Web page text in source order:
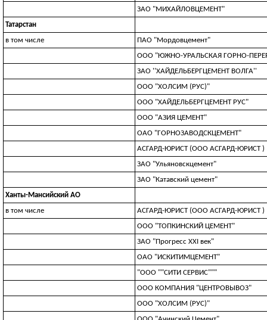
ЗАО "МИХАЙЛОВЦЕМЕНТ"
Татарстан
в том числе
ПАО "Мордовцемент"
ООО "ЮЖНО-УРАЛЬСКАЯ ГОРНО-
ЗАО ''ХАЙДЕЛЬБЕРГЦЕМЕНТ ВОЛГА''
ООО "ХОЛСИМ (РУС)"
ООО "ХАЙДЕЛЬБЕРГЦЕМЕНТ РУС"
ООО "АЗИЯ ЦЕМЕНТ"
ОАО "ГОРНОЗАВОДСКЦЕМЕНТ"
АСГАРД-ЮРИСТ (ООО АСГАРД-ЮРИСТ )
ЗАО "Ульяновскцемент"
ЗАО "Катавский цемент"
Ханты-Мансийский АО
в том числе
АСГАРД-ЮРИСТ (ООО АСГАРД-ЮРИСТ )
ООО "ТОПКИНСКИЙ ЦЕМЕНТ"
ЗАО "Прогресс XXI век"
ОАО "ИСКИТИМЦЕМЕНТ"
"ООО ""СИТИ СЕРВИС"""
ООО КОМПАНИЯ "ЦЕНТРОВЫВОЗ"
ООО "ХОЛСИМ (РУС)"